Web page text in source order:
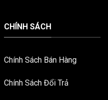
CHÍNH SÁCH
Chính Sách Bán Hàng
Chính Sách Đổi Trả